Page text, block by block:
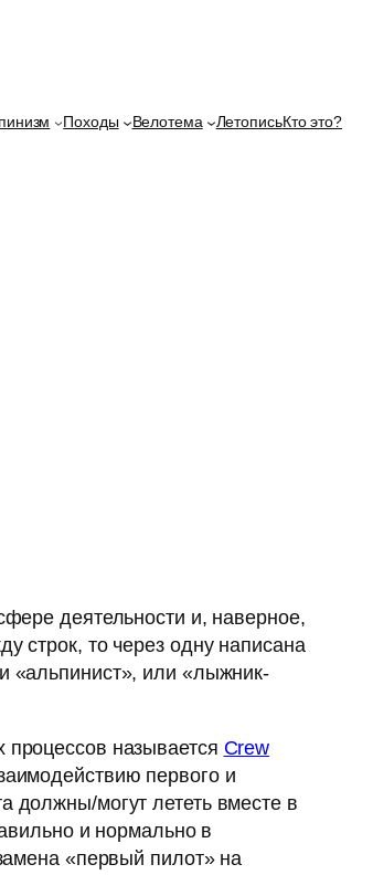
Походы Велотема ЛетописьКто это?
деятельности и, наверное,
строк, то через одну написана
«альпинист», или «лыжник-
называется Crew
первого и
должны/могут лететь вместе в
и нормально в
«первый пилот» на